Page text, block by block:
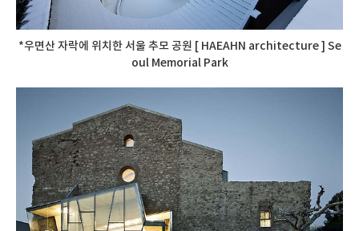
*우면산 자락에 위치한 서울 추모 공원 [ HAEAHN architecture ] Se
oul Memorial Park